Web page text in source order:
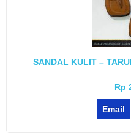
SANDAL KULIT –
Rp
Email